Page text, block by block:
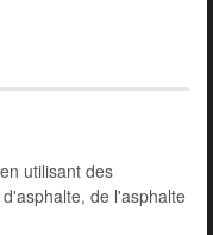
utilisant des
de l'asphalte